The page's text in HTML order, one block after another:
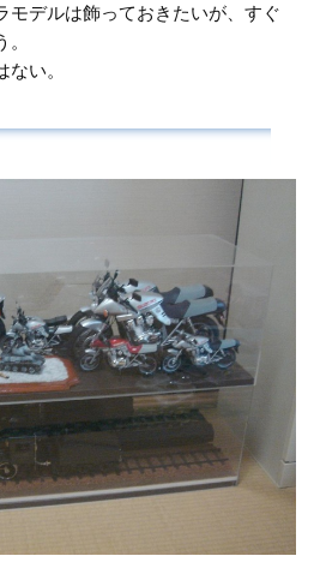
モデルは飾っておきたいが、すぐ
い。